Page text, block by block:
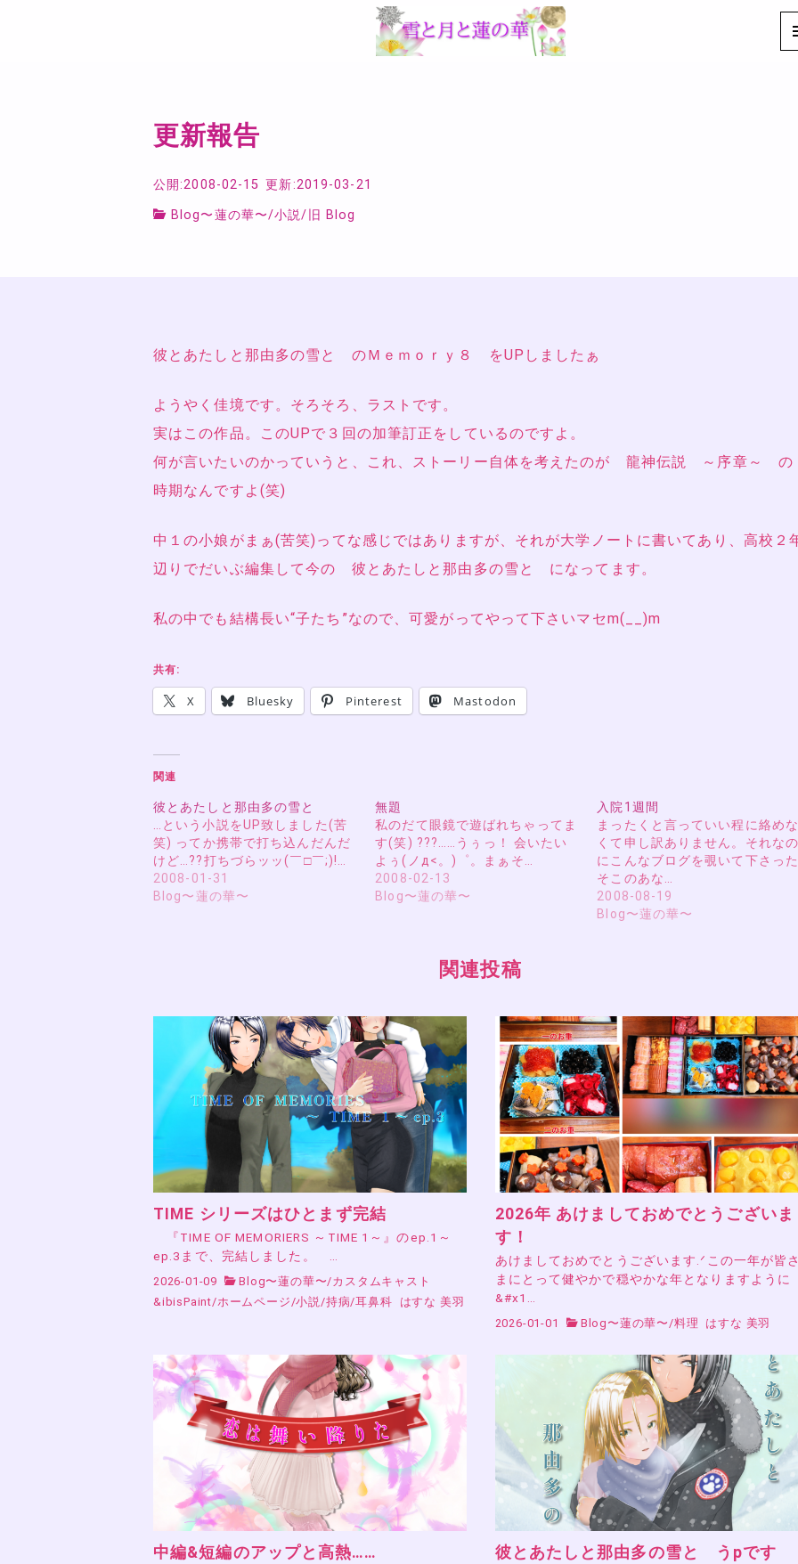
更新報告
公開:2008-02-15 更新:2019-03-21
Blog〜蓮の華〜/小説/ 旧 Blog
彼とあたしと那由多の雪と のＭｅｍｏｒｙ８ をUPしましたぁ
ようやく佳境です。そろそろ、ラストです。
実はこの作品。このUPで３回の加筆訂正をしているのですよ。
何が言いたいのかっていうと、これ、ストーリー自体を考えたのが 龍神伝説 ～序章～ の
時期なんですよ(笑)
中１の小娘がまぁ(苦笑)ってな感じではありますが、それが大学ノートに書いてあり、高校２
辺りでだいぶ編集して今の 彼とあたしと那由多の雪と になってます。
私の中でも結構長い“子たち”なので、可愛がってやって下さいマセm(__)m
共有:
X Bluesky Pinterest Mastodon
関連
彼とあたしと那由多の雪と
…という小説をUP致しました(苦
笑) ってか携帯で打ち込んだんだ
けど…??打ちづらッッ(￣□￣;)!…
2008-01-31
Blog〜蓮の華〜
無題
私のだて眼鏡で遊ばれちゃってま
す(笑) ???……うぅっ！ 会いたい
よぅ(ノд<。)゜。まぁそ…
2008-02-13
Blog〜蓮の華〜
入院1週間
まったくと言っていい程に絡め
くて申し訳ありません。それな
にこんなブログを覗いて下さっ
そこのあな…
2008-08-19
Blog〜蓮の華〜
関連投稿
TIME シリーズはひとまず完結
『TIME OF MEMORIERS ～TIME 1～』のep.1～
ep.3まで、完結しました。 …
2026-01-09 Blog〜蓮の華〜/カスタムキャスト
&ibisPaint/ホームページ/小説/持病/耳鼻科 はすな 美羽
2026年 あけましておめでとうございま
す！
あけましておめでとうございます.ᐟこの一年が皆
まにとって健やかで穏やかな年となりますように
&#x1…
2026-01-01 Blog〜蓮の華〜/料理 はすな 美羽
中編&短編のアップと高熱…… 彼とあたしと那由多の雪と うpです